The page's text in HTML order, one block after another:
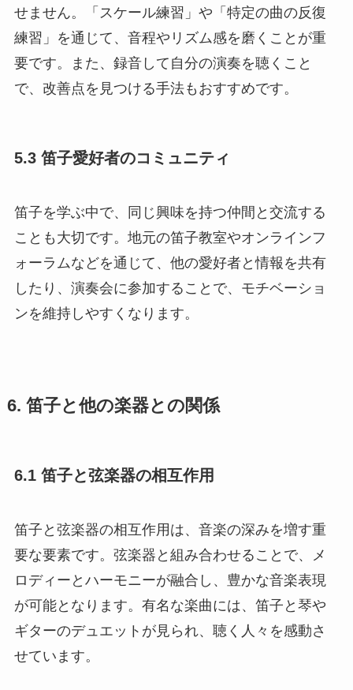
せません。「スケール練習」や「特定の曲の反復
練習」を通じて、音程やリズム感を磨くことが重
要です。また、録音して自分の演奏を聴くこと
で、改善点を見つける手法もおすすめです。
5.3 笛子愛好者のコミュニティ
笛子を学ぶ中で、同じ興味を持つ仲間と交流する
ことも大切です。地元の笛子教室やオンラインフ
ォーラムなどを通じて、他の愛好者と情報を共有
したり、演奏会に参加することで、モチベーショ
ンを維持しやすくなります。
6. 笛子と他の楽器との関係
6.1 笛子と弦楽器の相互作用
笛子と弦楽器の相互作用は、音楽の深みを増す重
要な要素です。弦楽器と組み合わせることで、メ
ロディーとハーモニーが融合し、豊かな音楽表現
が可能となります。有名な楽曲には、笛子と琴や
ギターのデュエットが見られ、聴く人々を感動さ
せています。